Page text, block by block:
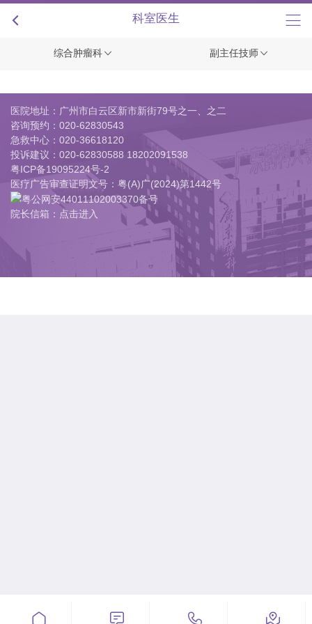
科室医生
综合肿瘤科 副主任技师
   
医院地址：广州市白云区新市新街79号之一、之二
咨询预约： 020-62830543
急救中心： 020-36618120
投诉建议： 020-62830588 18202091538
粤ICP备19095224号-2
医疗广告审查证明文号：粤(A)广(2024)第1442号
粤公网安44011102003370备号
院长信箱：点击进入